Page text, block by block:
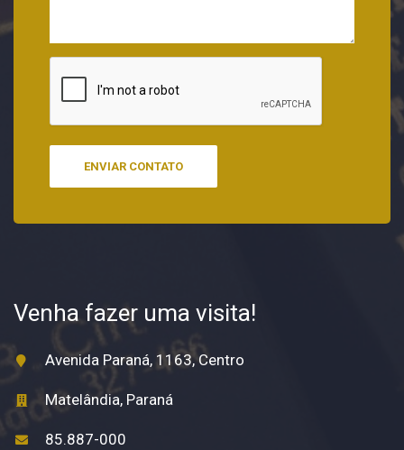
ENVIAR CONTATO
Venha fazer uma visita!
Avenida Paraná, 1163, Centro
Matelândia, Paraná
85.887-000